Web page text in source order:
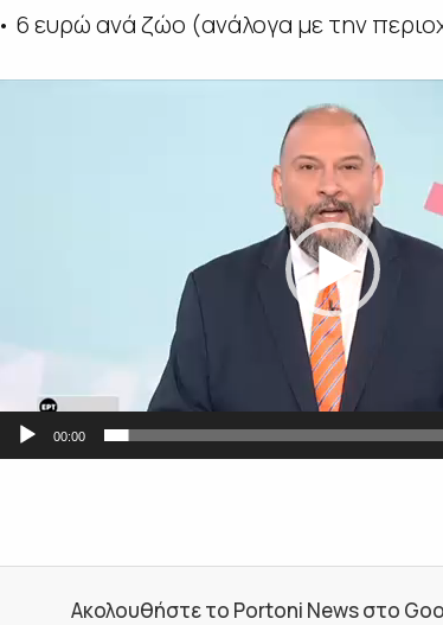
• 6 ευρώ ανά ζώο (ανάλογα με την
00:00
Ακολουθήστε το Portoni News στο